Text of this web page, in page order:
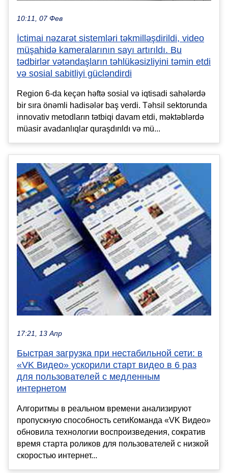
10:11, 07 Фев
İctimai nəzarət sistemləri təkmilləşdirildi, video
müşahidə kameralarının sayı artırıldı. Bu
tədbirlər vətəndaşların təhlükəsizliyini təmin etdi
və sosial sabitliyi gücləndirdi
Region 6-da keçən həftə sosial və iqtisadi sahələrdə
bir sıra önəmli hadisələr baş verdi. Təhsil sektorunda
innovativ metodların tətbiqi davam etdi, məktəblərdə
müasir avadanlıqlar quraşdırıldı və mü...
17:21, 13 Апр
Быстрая загрузка при нестабильной сети: в
«VK Видео» ускорили старт видео в 6 раз
для пользователей с медленным
интернетом
Алгоритмы в реальном времени анализируют
пропускную способность сетиКоманда «VK Видео»
обновила технологии воспроизведения, сократив
время старта роликов для пользователей с низкой
скоростью интернет...